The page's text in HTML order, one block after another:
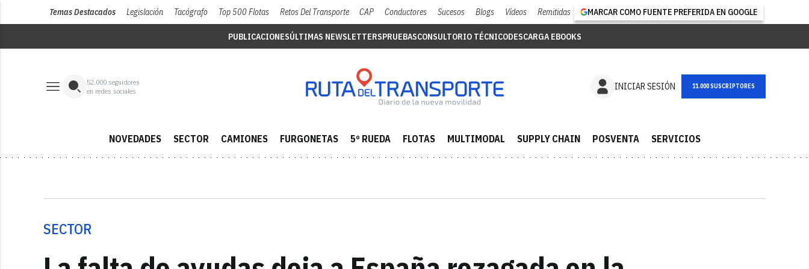
Temas Destacados Legislación Tacógrafo Top 500 Flotas Retos Del Transporte CAP Conductores Sucesos Blogs Vídeos Remitidas MARCAR COMO FUENTE PREFERIDA EN GOOGLE
PUBLICACIONESÚLTIMAS NEWSLETTERSPRUEBASCONSULTORIO TÉCNICODESCARGA EBOOKS
52,000 seguidores
en redes sociales
INICIAR SESIÓN NEWSLETTER
NOVEDADES SECTOR CAMIONES FURGONETAS 5º RUEDA FLOTAS MULTIMODAL SUPPLY CHAIN POSVENTA SERVICIOS
SECTOR